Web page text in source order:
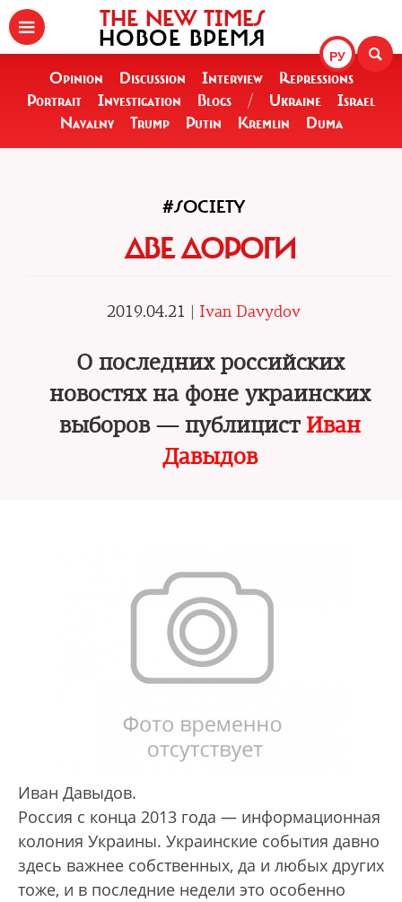
РУ
THE NEW TIMES
НОВОЕ ВРЕМЯ
Opinion Discussion Interview
Repressions
Portrait
Investigation Blogs / Ukraine
Israel
Navalny
Trump Putin Kremlin Duma
#SOCIETY
ДВЕ ДОРОГИ
2019.04.21 | Ivan Davydov
О последних российских
новостях на фоне украинских
выборов — публицист Иван
Давыдов
Иван Давыдов.
Россия с конца 2013 года — информационная
колония Украины. Украинские события давно
здесь важнее собственных, да и любых других
тоже, и в последние недели это особенно